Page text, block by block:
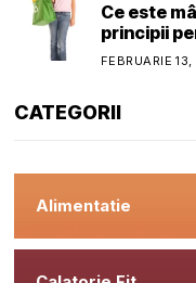
Ce este
principii
sănătoasă
FEBRUARIE
CATEGORII
Alimentatie